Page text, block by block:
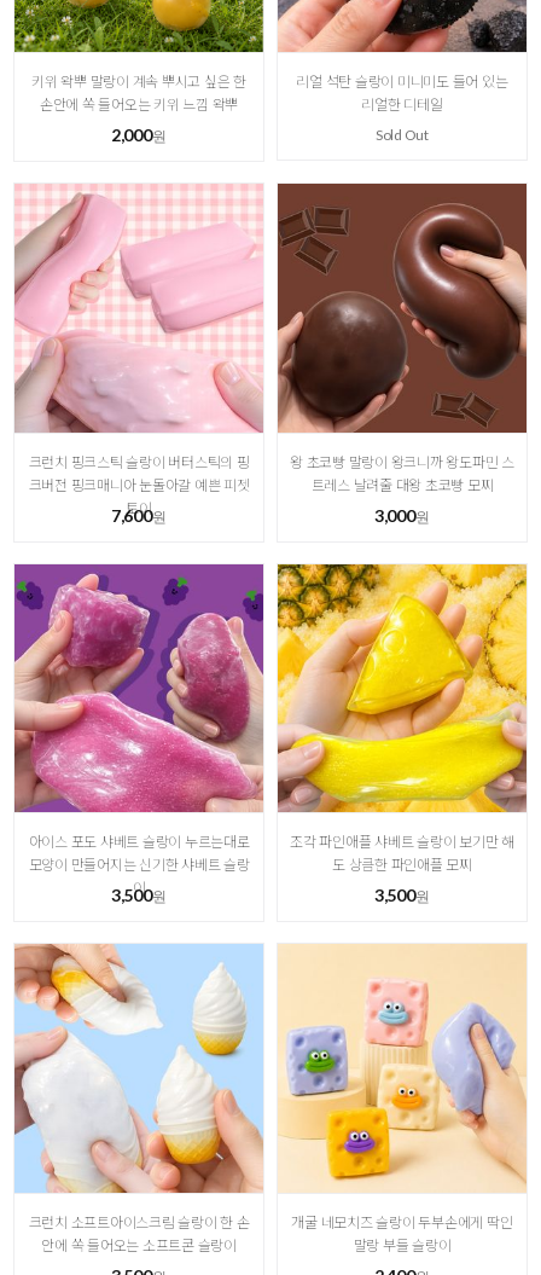
키위 왁뿌 말랑이 계속 뿌시고 싶은 한
손안에 쏙 들어오는 키위 느낌 왁뿌
2,000원
리얼 석탄 슬랑이 미니미도 들어 있는
리얼한 디테일
Sold Out
크런치 핑크스틱 슬랑이 버터스틱의 핑
크버전 핑크매니아 눈돌아갈 예쁜 피젯
토이
7,600원
왕 초코빵 말랑이 왕크니까 왕도파민 스
트레스 날려줄 대왕 초코빵 모찌
3,000원
아이스 포도 샤베트 슬랑이 누르는대로
모양이 만들어지는 신기한 샤베트 슬랑
이
3,500원
조각 파인애플 샤베트 슬랑이 보기만 해
도 상큼한 파인애플 모찌
3,500원
크런치 소프트아이스크림 슬랑이 한 손
안에 쏙 들어오는 소프트콘 슬랑이
개굴 네모치즈 슬랑이 두부손에게 딱인
말랑 부들 슬랑이